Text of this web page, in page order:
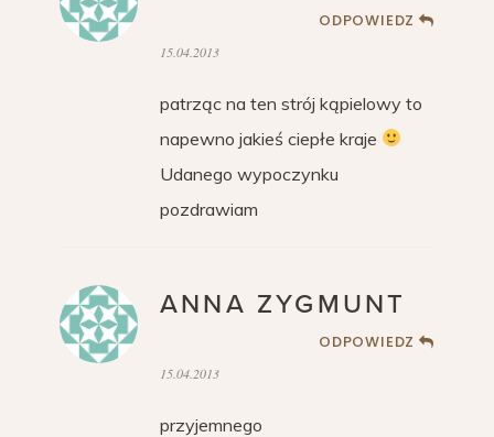
ODPOWIEDZ
15.04.2013
patrząc na ten strój kąpielowy to
napewno jakieś ciepłe kraje
Udanego wypoczynku
pozdrawiam
ANNA ZYGMUNT
ODPOWIEDZ
15.04.2013
przyjemnego